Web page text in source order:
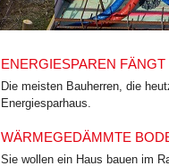
ENERGIESPAREN
Die meisten Bauherren, die
Energiesparhaus.
WÄRMEGEDÄMMTE
Sie wollen ein Haus bauen im